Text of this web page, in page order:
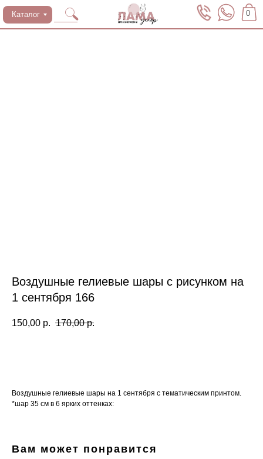
0
Каталог
Воздушные гелиевые шары с рисунком на
1 сентября 166
150,00 р. 170,00 р.
Воздушные гелиевые шары на 1 сентября с тематическим принтом.
*шар 35 см в 6 ярких оттенках:
Вам может понравится